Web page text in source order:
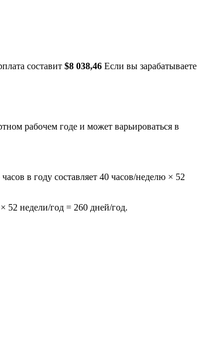
составит $8 038,46 Если вы зарабатываете
рабочем годе и может варьироваться в
в году составляет 40 часов/неделю × 52
52 недели/год = 260 дней/год.